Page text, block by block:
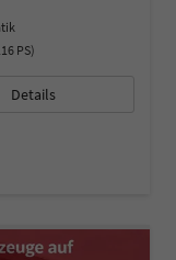
PS)
Details